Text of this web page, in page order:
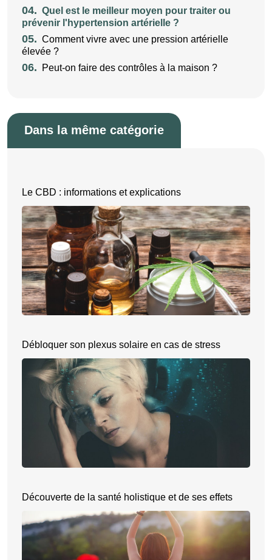
04. Quel est le meilleur moyen pour traiter ou
prévenir l'hypertension artérielle ?
05. Comment vivre avec une pression artérielle
élevée ?
06. Peut-on faire des contrôles à la maison ?
Dans la même catégorie
Le CBD : informations et explications
Débloquer son plexus solaire en cas de stress
Découverte de la santé holistique et de ses effets